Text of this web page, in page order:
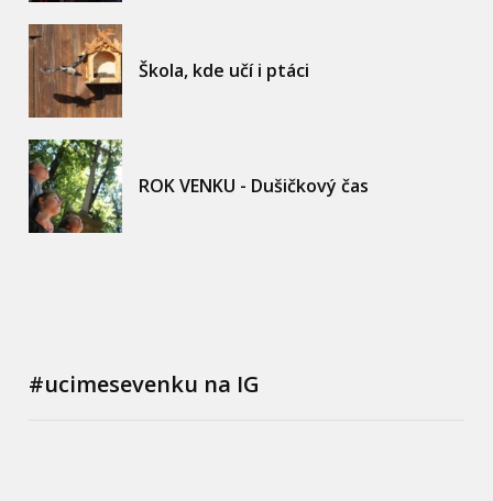
Škola, kde učí i ptáci
ROK VENKU - Dušičkový čas
#ucimesevenku na IG